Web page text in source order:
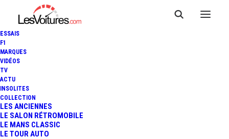
ESSAIS
F1
MARQUES
VIDÉOS
TV
ACTU
INSOLITES
COLLECTION
LES ANCIENNES
LE SALON RÉTROMOBILE
LE MANS CLASSIC
LE TOUR AUTO
SKODA ELROQ : À PARTIR DE
33 300 € ET JUSQU’À 579 KM